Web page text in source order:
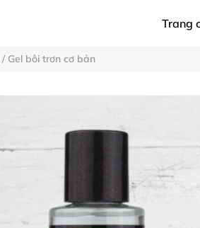
Trang
/ Gel bôi trơn cơ bản